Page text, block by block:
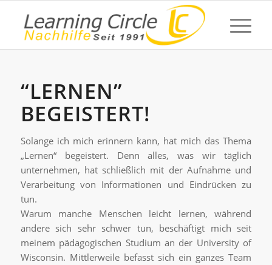
“LERNEN”
BEGEISTERT!
Solange ich mich erinnern kann, hat mich das Thema
„Lernen“ begeistert. Denn alles, was wir täglich
unternehmen, hat schließlich mit der Aufnahme und
Verarbeitung von Informationen und Eindrücken zu
tun.
Warum manche Menschen leicht lernen, während
andere sich sehr schwer tun, beschäftigt mich seit
meinem pädagogischen Studium an der University of
Wisconsin. Mittlerweile befasst sich ein ganzes Team